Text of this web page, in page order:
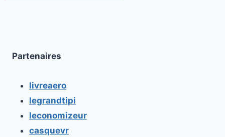
Partenaires
livreaero
legrandtipi
leconomizeur
casquevr